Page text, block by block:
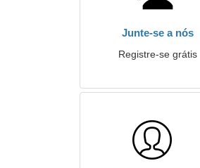
Junte-se a nós
Registre-se grátis